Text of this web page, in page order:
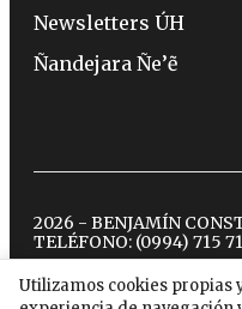
Utilizamos cookies propias
Newsletters ÚH
Ñandejara Ñe’ẽ
2026 - BENJAMÍN
TELÉFONO: (0994) 715